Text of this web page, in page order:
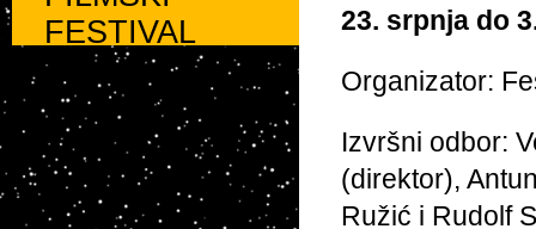
FESTIVAL
23. srpnja do
Organizator:
Izvršni odbor:
(direktor),
Ružić i Rudolf